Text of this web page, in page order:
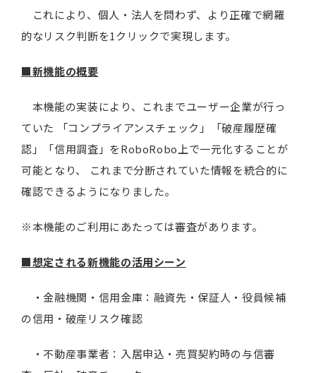
これにより、個人・法人を問わず、より正確で網羅
的なリスク判断を1クリックで実現します。
■新機能の概要
本機能の実装により、これまでユーザー企業が行っ
ていた 「コンプライアンスチェック」「破産履歴確
認」「信用調査」をRoboRobo上で一元化することが
可能となり、 これまで分断されていた情報を統合的に
確認できるようになりました。
※本機能のご利用にあたっては審査があります。
■想定される新機能の活用シーン
・金融機関・信用金庫：融資先・保証人・役員候補
の信用・破産リスク確認
・不動産事業者：入居申込・売買契約時の与信審